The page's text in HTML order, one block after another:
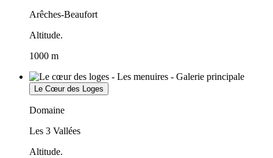
Arêches-Beaufort
Altitude.
1000 m
Le Cœur des Loges
Domaine
Les 3 Vallées
Altitude.